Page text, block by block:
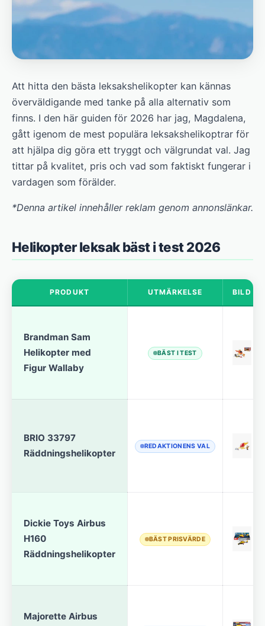
Att hitta den bästa leksakshelikopter kan kännas
överväldigande med tanke på alla alternativ som
finns. I den här guiden för 2026 har jag, Magdalena,
gått igenom de mest populära leksakshelikoptrar för
att hjälpa dig göra ett tryggt och välgrundat val. Jag
tittar på kvalitet, pris och vad som faktiskt fungerar i
vardagen som förälder.
*Denna artikel innehåller reklam genom annonslänkar.
Helikopter leksak bäst i test 2026
PRODUKT UTMÄRKELSE BILD
Brandman Sam
Helikopter med
Figur Wallaby
BÄST I TEST
BRIO 33797
Räddningshelikopter
REDAKTIONENS VAL
Dickie Toys Airbus
H160
Räddningshelikopter
BÄST PRISVÄRDE
Majorette Airbus